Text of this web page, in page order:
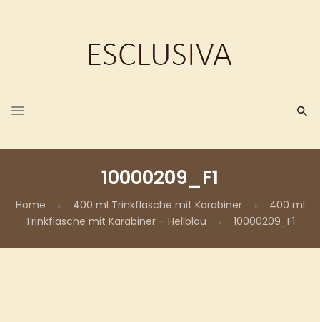
10000209_F1
Home 400 ml Trinkflasche mit Karabiner
400 ml
Trinkflasche mit Karabiner – Hellblau
10000209_F1